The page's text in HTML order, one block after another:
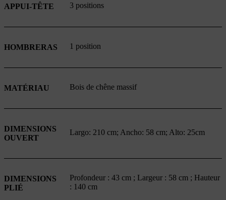
APPUI-TÊTE 3 positions
HOMBRERAS 1 position
MATÉRIAU Bois de chêne massif
DIMENSIONS
OUVERT
Largo: 210 cm; Ancho: 58 cm; Alto: 25cm
DIMENSIONS
PLIÉ
Profondeur : 43 cm ; Largeur : 58 cm ; Hauteur
: 140 cm